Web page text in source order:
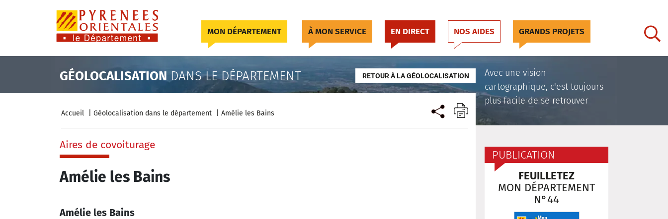
MON DÉPARTEMENT À MON SERVICE EN DIRECT NOS AIDES GRANDS PROJETS
GÉOLOCALISATION DANS LE DÉPARTEMENT RETOUR À LA GÉOLOCALISATION
Avec une vision
cartographique, c'est toujours
plus facile de se retrouver
Accueil Géolocalisation dans le département Amélie les Bains
Aires de covoiturage
Amélie les Bains
Amélie les Bains
PUBLICATION
FEUILLETEZ
MON DÉPARTEMENT
N°44